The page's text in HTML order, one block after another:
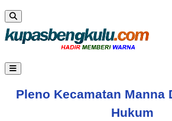
Pleno Kecamatan Manna
Hukum